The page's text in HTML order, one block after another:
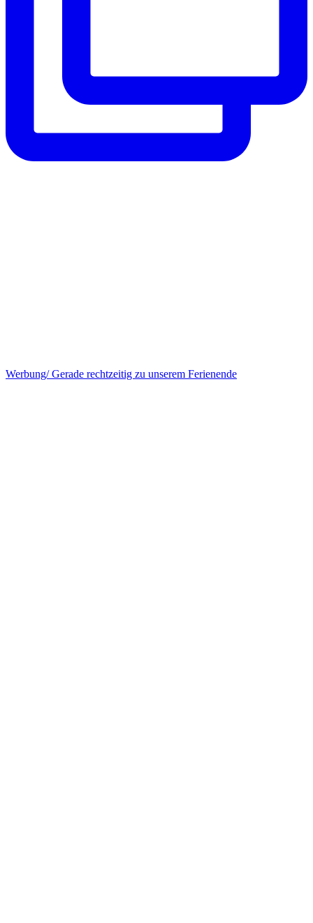
Werbung/ Gerade rechtzeitig zu unserem Ferienende